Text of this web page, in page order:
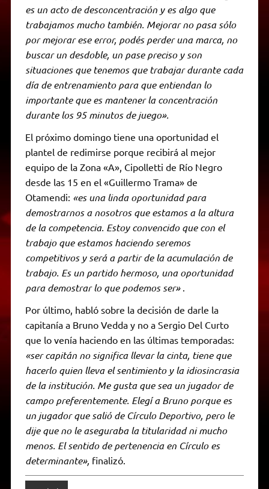
es un acto de desconcentración y es algo que
trabajamos mucho también. Mejorar no pasa sólo
por mejorar ese error, podés perder una marca, no
buscar un desdoble, un pase preciso y son
situaciones que tenemos que trabajar durante cada
día de entrenamiento para que entiendan lo
importante que es mantener la concentración
durante los 95 minutos de juego».
El próximo domingo tiene una oportunidad el
plantel de redimirse porque recibirá al mejor
equipo de la Zona «A», Cipolletti de Río Negro
desde las 15 en el «Guillermo Trama» de
Otamendi: «es una linda oportunidad para
demostrarnos a nosotros que estamos a la altura
de la competencia. Estoy convencido que con el
trabajo que estamos haciendo seremos
competitivos y será a partir de la acumulación de
trabajo. Es un partido hermoso, una oportunidad
para demostrar lo que podemos ser»
Por último, habló sobre la decisión de darle la
capitanía a Bruno Vedda y no a Sergio Del Curto
que lo venía haciendo en las últimas temporadas:
«ser capitán no significa llevar la cinta, tiene que
hacerlo quien lleva el sentimiento y la idiosincrasia
de la institución. Me gusta que sea un jugador de
campo preferentemente. Elegí a Bruno porque es
un jugador que salió de Círculo Deportivo, pero le
dije que no le aseguraba la titularidad ni mucho
menos. El sentido de pertenencia en Círculo es
determinante», finalizó.